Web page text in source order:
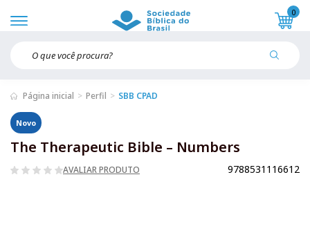
0
Página inicial Perfil SBB CPAD
Novo
The Therapeutic Bible – Numbers
AVALIAR PRODUTO 9788531116612